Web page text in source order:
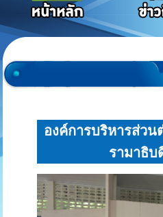
องค์การบริหารส่ว
รามาธิบ